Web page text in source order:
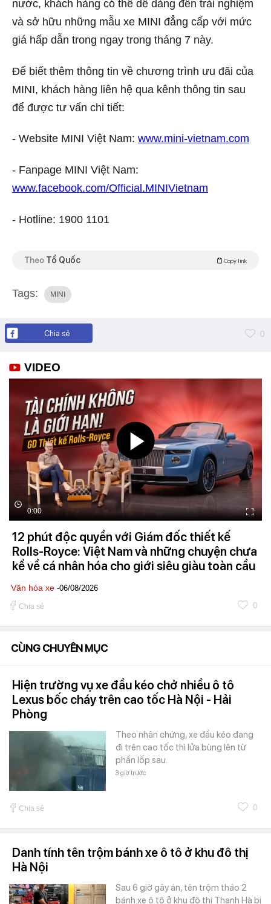
nước, khách hàng có thể dễ dàng đến trải nghiệm
và sở hữu những mẫu xe MINI đẳng cấp với mức
giá hấp dẫn trong ngay trong tháng 7 này.
Để biết thêm thông tin về chương trình ưu đãi của
MINI, khách hàng liên hệ qua kênh thông tin sau
để được tư vấn chi tiết:
- Website MINI Việt Nam: www.mini-vietnam.com
- Fanpage MINI Việt Nam:
www.facebook.com/Official.MINIVietnam
- Hotline: 1900 1101
Theo Tổ Quốc Copy link
Tags: MINI
Chia sẻ 0
VIDEO
0:00
12 phút độc quyền với Giám đốc thiết kế
Rolls-Royce: Việt Nam và những chuyện chưa
kể về cá nhân hóa cho giới siêu giàu toàn cầu
Văn hóa xe -06/08/2026
Chia sẻ 0
CÙNG CHUYÊN MỤC
Hiện trường vụ xe đầu kéo chở nhiều ô tô
Lexus bốc cháy trên cao tốc Hà Nội - Hải
Phòng
Theo nhân chứng, xe đầu kéo đang
đi trên cao tốc thì lửa bùng lên từ
phần lốp sau.
3 giờ trước
Chia sẻ 0
Danh tính tên trộm bánh xe ô tô ở khu đô thị
Hà Nội
Sau 6 giờ gây án, tên trộm tháo 2
bánh xe ô tô ở khu đô thị Thanh Hà bị